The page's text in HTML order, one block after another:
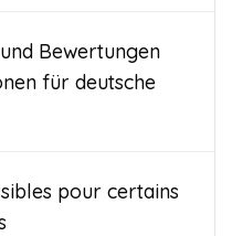
Bewertungen
für deutsche
pour certains